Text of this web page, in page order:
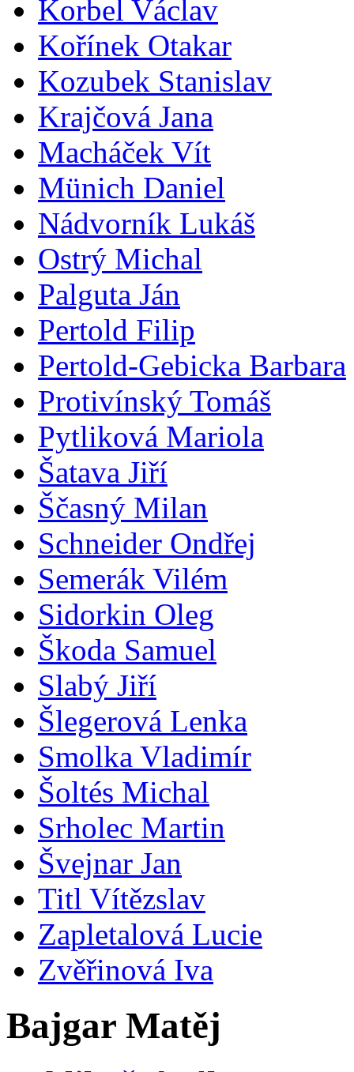
Korbel Václav
Kořínek Otakar
Kozubek Stanislav
Krajčová Jana
Macháček Vít
Münich Daniel
Nádvorník Lukáš
Ostrý Michal
Palguta Ján
Pertold Filip
Pertold-Gebicka Barbara
Protivínský Tomáš
Pytliková Mariola
Šatava Jiří
Ščasný Milan
Schneider Ondřej
Semerák Vilém
Sidorkin Oleg
Škoda Samuel
Slabý Jiří
Šlegerová Lenka
Smolka Vladimír
Šoltés Michal
Srholec Martin
Švejnar Jan
Titl Vítězslav
Zapletalová Lucie
Zvěřinová Iva
Bajgar Matěj